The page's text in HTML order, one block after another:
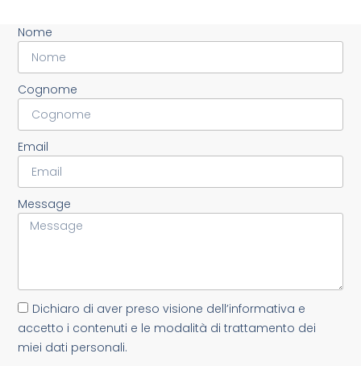
Nome
Cognome
Email
Message
Dichiaro di aver preso visione dell’informativa e
accetto i contenuti e le modalità di trattamento dei
miei dati personali.